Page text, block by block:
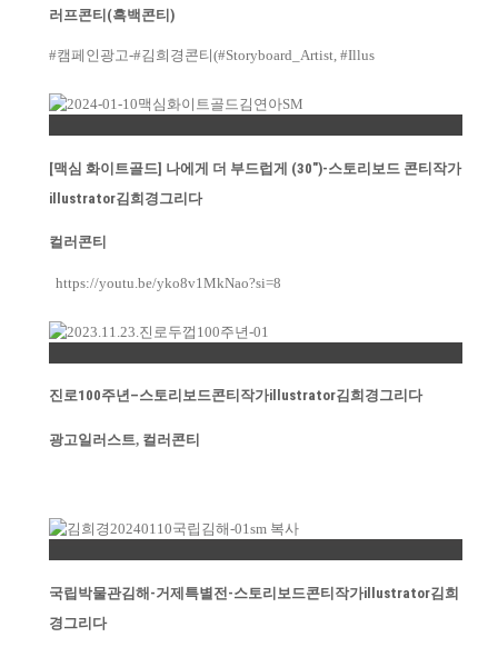
러프콘티(흑백콘티)
#캠페인광고-#김희경콘티(#Storyboard_Artist, #Illus
[맥심 화이트골드] 나에게 더 부드럽게 (30″)-스토리보드 콘티작가
illustrator김희경그리다
컬러콘티
https://youtu.be/yko8v1MkNao?si=8
진로100주년–스토리보드콘티작가illustrator김희경그리다
광고일러스트, 컬러콘티
국립박물관김해-거제특별전-스토리보드콘티작가illustrator김희
경그리다